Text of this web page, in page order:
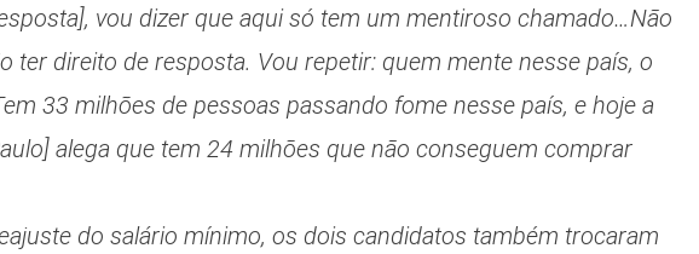
vou dizer que aqui só tem um mentiroso chamado…Não
ter direito de resposta. Vou repetir: quem mente nesse país, o
33 milhões de pessoas passando fome nesse país, e hoje a
alega que tem 24 milhões que não conseguem comprar
do salário mínimo, os dois candidatos também trocaram